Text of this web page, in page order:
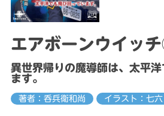
エアボーンウイッ
異世界帰りの魔導師は、太平
ます。
著者：呑兵衛和尚 イラスト：七六